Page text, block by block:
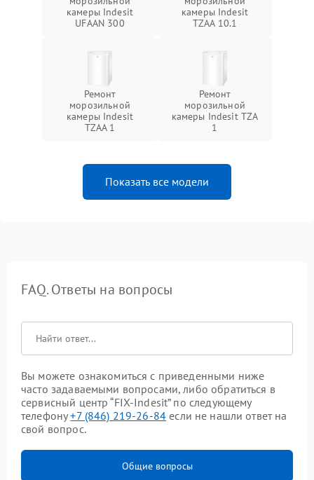
камеры Indesit
UFAAN 300
камеры Indesit
TZAA 10.1
Ремонт
морозильной
камеры Indesit
TZAA 1
Ремонт
морозильной
камеры Indesit TZA
1
Показать все модели
FAQ. Ответы на вопросы
Вы можете ознакомиться с приведенными ниже
часто задаваемыми вопросами, либо обратиться в
сервисный центр “FIX-Indesit” по следующему
телефону+7 (846) 219-26-84 если не нашли ответ на
свой вопрос.
Общие вопросы